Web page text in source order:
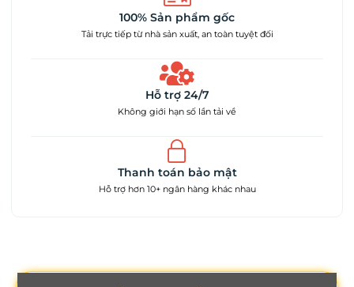
100% Sản phẩm gốc
Tải trực tiếp từ nhà sản xuất, an toàn tuyệt đối
Hỗ trợ 24/7
Không giới hạn số lần tải về
Thanh toán bảo mật
Hỗ trợ hơn 10+ ngân hàng khác nhau